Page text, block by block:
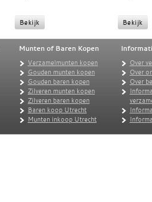
Munten of Baren Kopen
Verzamelmunten kopen
Gouden munten kopen
Gouden baren kopen
Zilveren munten kopen
Zilveren baren kopen
Baren koop Utrecht
Munten inkoop Utrecht
Over
Over
Over